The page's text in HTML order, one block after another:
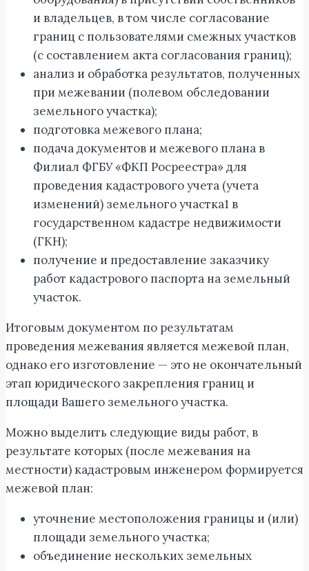
и владельцев, в том числе согласование
границ с пользователями смежных участков
(с составлением акта согласования границ);
анализ и обработка результатов, полученных
при межевании (полевом обследовании
земельного участка);
подготовка межевого плана;
подача документов и межевого плана в
Филиал ФГБУ «ФКП Росреестра» для
проведения кадастрового учета (учета
изменений) земельного участка1 в
государственном кадастре недвижимости
(ГКН);
получение и предоставление заказчику
работ кадастрового паспорта на земельный
участок.
Итоговым документом по результатам
проведения межевания является межевой план,
однако его изготовление — это не окончательный
этап юридического закрепления границ и
площади Вашего земельного участка.
Можно выделить следующие виды работ, в
результате которых (после межевания на
местности) кадастровым инженером формируется
межевой план:
уточнение местоположения границы и (или)
площади земельного участка;
объединение нескольких земельных